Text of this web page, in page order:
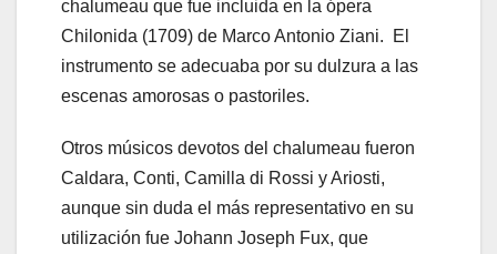
chalumeau que fue incluida en la ópera
Chilonida (1709) de Marco Antonio Ziani. El
instrumento se adecuaba por su dulzura a las
escenas amorosas o pastoriles.
Otros músicos devotos del chalumeau fueron
Caldara, Conti, Camilla di Rossi y Ariosti,
aunque sin duda el más representativo en su
utilización fue Johann Joseph Fux, que